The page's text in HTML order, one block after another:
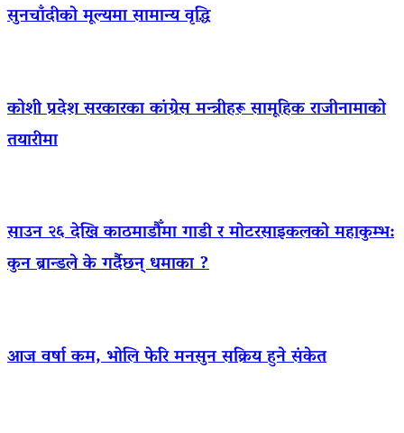
सुनचाँदीको मूल्यमा सामान्य वृद्धि
कोशी प्रदेश सरकारका कांग्रेस मन्त्रीहरू सामूहिक राजीनामाको
तयारीमा
साउन २६ देखि काठमाडौँमा गाडी र मोटरसाइकलको महाकुम्भ:
कुन ब्रान्डले के गर्दैछन् धमाका ?
आज वर्षा कम, भोलि फेरि मनसुन सक्रिय हुने संकेत